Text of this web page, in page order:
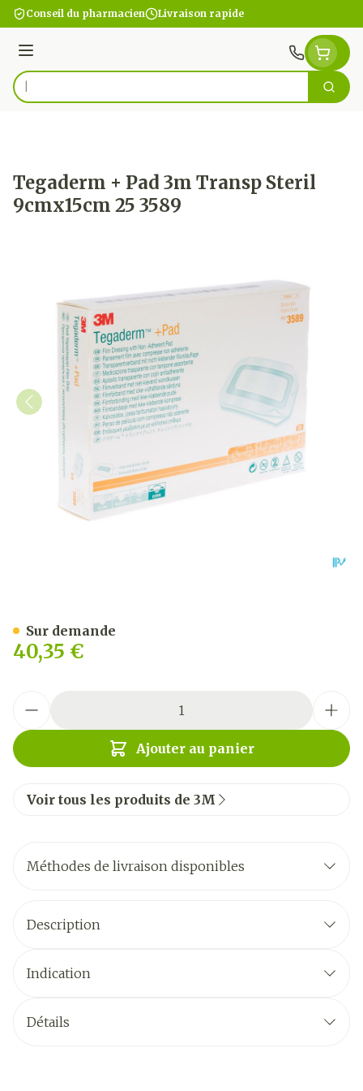
Aller au contenu
Conseil du pharmacien Livraison rapide
Menu
Rechercher
Tegaderm + Pad 3m Transp Steril
9cmx15cm 25 3589
40,35 €
Ajouter au panier
Sur demande
Voir tous les produits de 3M
Méthodes de livraison disponibles
Description
Indication
Détails